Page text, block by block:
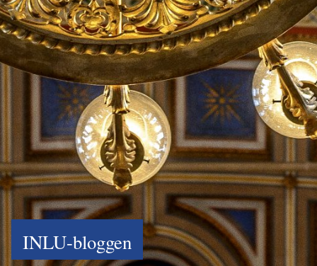
INLU-bloggen